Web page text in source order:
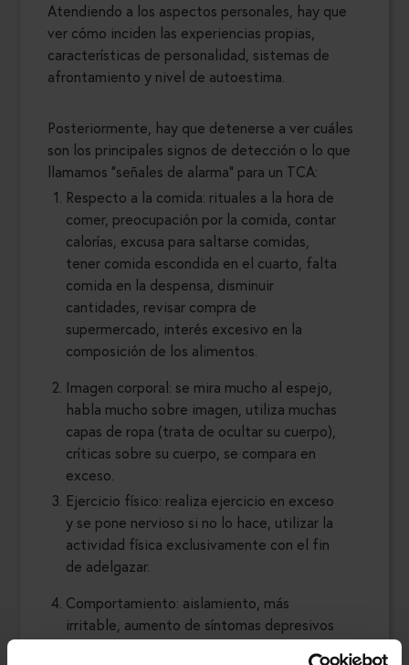
Atendiendo a los aspectos personales, hay que
ver cómo inciden las experiencias propias,
características de personalidad, sistemas de
afrontamiento y nivel de autoestima.
Posteriormente, hay que detenerse a ver cuáles
son los principales signos de detección o lo que
llamamos “señales de alarma” para un TCA:
Respecto a la comida: rituales a la hora de
comer, preocupación por la comida, contar
calorías, excusa para saltarse comidas,
tener comida escondida en el cuarto, falta
comida en la despensa, disminuir
cantidades, revisar compra de
supermercado, interés excesivo en la
composición de los alimentos.
Imagen corporal: se mira mucho al espejo,
habla mucho sobre imagen, utiliza muchas
capas de ropa (trata de ocultar su cuerpo),
críticas sobre su cuerpo, se compara en
exceso.
Ejercicio físico: realiza ejercicio en exceso
y se pone nervioso si no lo hace, utilizar la
actividad física exclusivamente con el fin
de adelgazar.
Comportamiento: aislamiento, más
irritable, aumento de síntomas depresivos